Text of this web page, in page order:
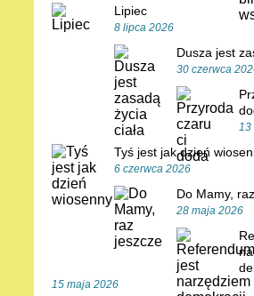
Lipiec
8 lipca 2026
Dusza jest
30 czerwca
13
Tyś jest jak dzień
6 czerwca 2026
Do Mamy,
28 maja 2026
15 maja 2026